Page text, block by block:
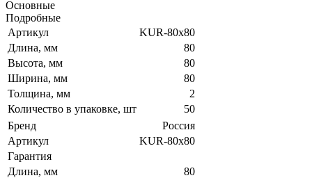
Основные
Подробные
Артикул
KUR-80х80
Длина, мм
80
Высота, мм
80
Ширина, мм
80
Толщина, мм
2
Количество в упаковке, шт
50
Бренд
Россия
Артикул
KUR-80х80
Гарантия
Длина, мм
80